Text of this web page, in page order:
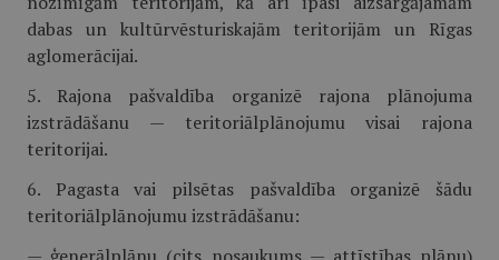
dabas un kultūrvēsturiskajām teritorijām un Rīgas
aglomerācijai.
5. Rajona pašvaldība organizē rajona plānojuma
izstrādāšanu — teritoriālplānojumu visai rajona
teritorijai.
6. Pagasta vai pilsētas pašvaldība organizē šādu
teritoriālplānojumu izstrādāšanu: